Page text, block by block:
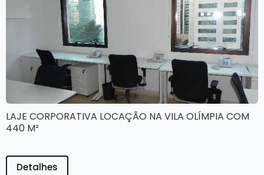
LAJE CORPORATIVA LOCAÇÃO NA VILA OLÍMPIA COM
440 M²
Detalhes